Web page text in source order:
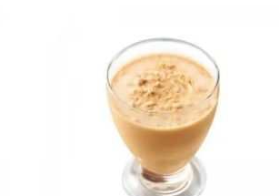
白ブドウの果汁をすっきり飲みやすくブレンド。
フレッシュな味なので、ゴクゴク飲めるおいしさ
です。* 「五訂増補日本食品標準成分表2020」
より、ほうれん草（ゆで）1束210gとして可食部
換算した場合。